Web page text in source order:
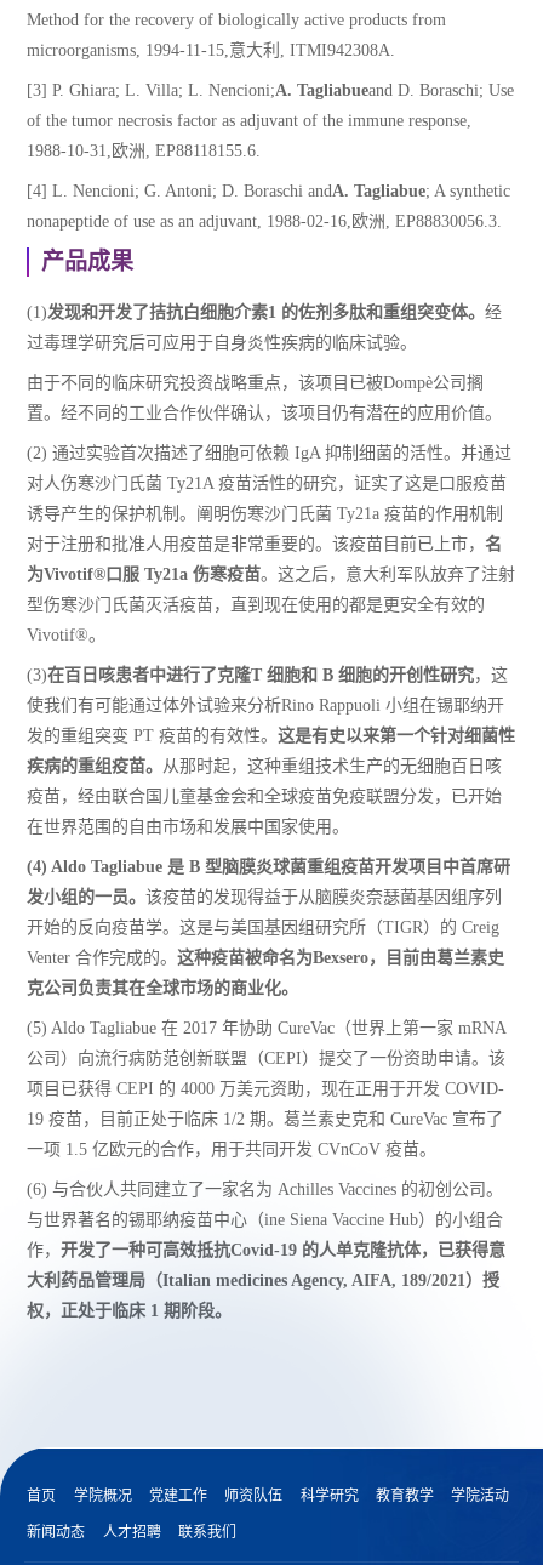
Method for the recovery of biologically active products from
microorganisms, 1994-11-15,意大利, ITMI942308A.
[3] P. Ghiara; L. Villa; L. Nencioni;A. Tagliabueand D. Boraschi; Use
of the tumor necrosis factor as adjuvant of the immune response,
1988-10-31,欧洲, EP88118155.6.
[4] L. Nencioni; G. Antoni; D. Boraschi andA. Tagliabue; A synthetic
nonapeptide of use as an adjuvant, 1988-02-16,欧洲, EP88830056.3.
产品成果
(1)发现和开发了拮抗白细胞介素1 的佐剂多肽和重组突变体。经
过毒理学研究后可应用于自身炎性疾病的临床试验。
由于不同的临床研究投资战略重点，该项目已被Dompè公司搁
置。经不同的工业合作伙伴确认，该项目仍有潜在的应用价值。
(2) 通过实验首次描述了细胞可依赖 IgA 抑制细菌的活性。并通过
对人伤寒沙门氏菌 Ty21A 疫苗活性的研究，证实了这是口服疫苗
诱导产生的保护机制。阐明伤寒沙门氏菌 Ty21a 疫苗的作用机制
对于注册和批准人用疫苗是非常重要的。该疫苗目前已上市，名
为Vivotif®口服 Ty21a 伤寒疫苗。这之后，意大利军队放弃了注射
型伤寒沙门氏菌灭活疫苗，直到现在使用的都是更安全有效的
Vivotif®。
(3)在百日咳患者中进行了克隆T 细胞和 B 细胞的开创性研究，这
使我们有可能通过体外试验来分析Rino Rappuoli 小组在锡耶纳开
发的重组突变 PT 疫苗的有效性。这是有史以来第一个针对细菌性
疾病的重组疫苗。 从那时起，这种重组技术生产的无细胞百日咳
疫苗，经由联合国儿童基金会和全球疫苗免疫联盟分发，已开始
在世界范围的自由市场和发展中国家使用。
(4) Aldo Tagliabue 是 B 型脑膜炎球菌重组疫苗开发项目中首席研
发小组的一员。该疫苗的发现得益于从脑膜炎奈瑟菌基因组序列
开始的反向疫苗学。这是与美国基因组研究所（TIGR）的 Creig
Venter 合作完成的。这种疫苗被命名为Bexsero，目前由葛兰素史
克公司负责其在全球市场的商业化。
(5) Aldo Tagliabue 在 2017 年协助 CureVac（世界上第一家 mRNA
公司）向流行病防范创新联盟（CEPI）提交了一份资助申请。该
项目已获得 CEPI 的 4000 万美元资助，现在正用于开发 COVID-
19 疫苗，目前正处于临床 1/2 期。葛兰素史克和 CureVac 宣布了
一项 1.5 亿欧元的合作，用于共同开发 CVnCoV 疫苗。
(6) 与合伙人共同建立了一家名为 Achilles Vaccines 的初创公司。
与世界著名的锡耶纳疫苗中心（ine Siena Vaccine Hub）的小组合
作，开发了一种可高效抵抗Covid-19 的人单克隆抗体，已获得意
大利药品管理局（Italian medicines Agency, AIFA, 189/2021）授
权，正处于临床 1 期阶段。
首页 学院概况 党建工作 师资队伍 科学研究 教育教学 学院活动
新闻动态 人才招聘 联系我们